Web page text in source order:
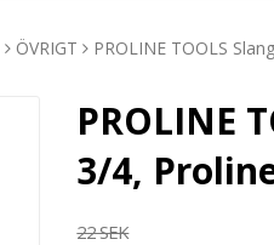
ÖVRIGT PROLINE TOOLS
PROLINE
3/4,
22 SEK